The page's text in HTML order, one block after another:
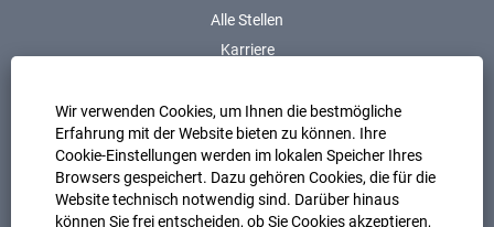
Wir verwenden Cookies, um Ihnen die bestmögliche
Erfahrung mit der Website bieten zu können. Ihre
Cookie-Einstellungen werden im lokalen Speicher Ihres
Browsers gespeichert. Dazu gehören Cookies, die für die
Website technisch notwendig sind. Darüber hinaus
können Sie frei entscheiden, ob Sie Cookies akzeptieren,
Alle Stellen
Karriere
Karrierelevel
Berufserfahrene
Studierende & Berufseinsteiger
Schüler